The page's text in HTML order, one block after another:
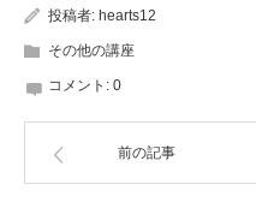
投稿者: hearts12
その他の講座
コメント: 0
前の記事